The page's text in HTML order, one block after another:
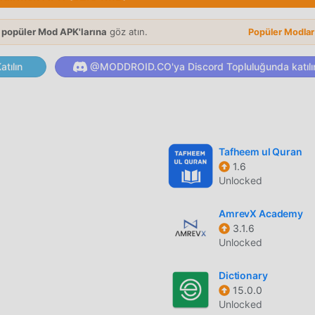
ücretsiz sağlamakla kalmaz, aynı zamanda mod
sahiptir. Ayrıca, tüm modlar moddroid tarafından manuel
tıklamanız yeterlidir, moddroid kurulum paketindeki
hemen indir!
Mod APK'larına göz atın. Popüler
@MODDROID.CO'ya Discord Topluluğunda
Tafheem ul Quran
1.6
Unlocked
AmrevX Academy
3.1.6
Unlocked
Dictionary
15.0.0
Unlocked